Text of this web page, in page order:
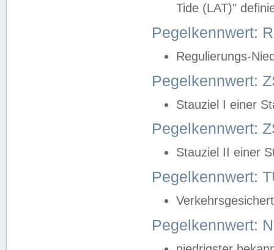
Tide (LAT)"
Pegelkennwert:
Regulierungs-
Pegelkennwert:
Stauziel I einer
Pegelkennwert:
Stauziel II einer
Pegelkennwert:
Pegelkennwert: